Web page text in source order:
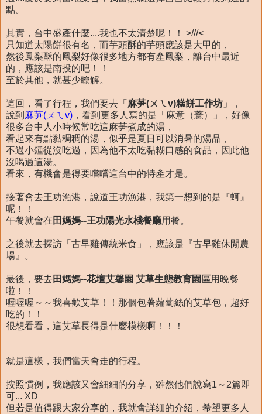
點。
其實，台中盛產什麼....我也不太清楚呢！！ >///<
只知道太陽餅很有名，而芋頭酥的芋頭應該是大甲的，
然後鳳梨酥的鳳梨好像很多地方都有產鳳梨，離台中最近
的，應該是南投的吧！！
至於其他，就甚少瞭解。
這回，看了行程，我們要去「 麻芛(ㄨㄟv)糕餅工作坊 」，
說到 麻芛(ㄨㄟv) ，看到更多人寫的是「麻意（薏）」，好像
很多台中人小時候常吃這麻芛煮成的湯，
看起來有點黏稠稠的湯，似乎是夏日可以消暑的湯品，
不過小鍾從沒吃過，因為他不太吃黏糊口感的食品，因此他
沒喝過這湯。
看來，有機會是得要嚐嚐這台中的特產才是。
接著會去王功漁港，說道王功漁港，我第一想到的是『蚵』
呢！！
午餐就會在 田媽媽--王功陽光水棧餐廳用餐。
之後就去探訪「古早雞傳統米食」，應該是『古早雞休閒農
場』。
最後，要去田媽媽--花壇艾馨園 艾草生態教育園區用晚餐
啦！！
喔喔喔～～我喜歡艾草！！那個包著蘿蔔絲的艾草包，超好
吃的！！
很想看看，這艾草長得是什麼模樣啊！！！
就是這樣，我們當天會走的行程。
按照慣例，我應該又會細細的分享，雖然他們說寫1～2篇即
可... XD
但若是值得跟大家分享的，我就會詳細的介紹，希望更多人